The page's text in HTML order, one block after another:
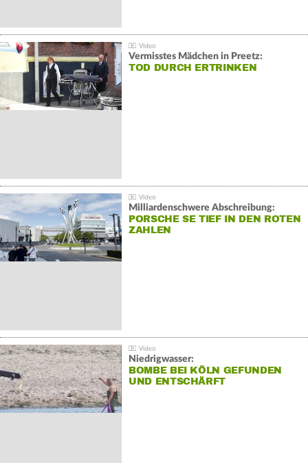
Vermisstes Mädchen in Preetz:
TOD DURCH ERTRINKEN
Milliardenschwere Abschreibung:
PORSCHE SE TIEF IN DEN ROTEN
ZAHLEN
Niedrigwasser:
BOMBE BEI KÖLN GEFUNDEN
UND ENTSCHÄRFT